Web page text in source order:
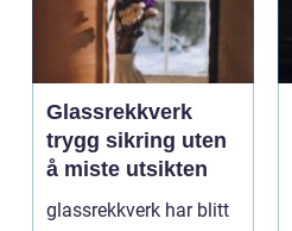
Glassrekkverk
trygg sikring uten
å miste utsikten
glassrekkverk har blitt